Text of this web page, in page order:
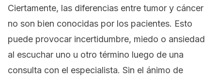
Ciertamente, las diferencias entre tumor y cáncer
no son bien conocidas por los pacientes. Esto
puede provocar incertidumbre, miedo o ansiedad
al escuchar uno u otro término luego de una
consulta con el especialista. Sin el ánimo de